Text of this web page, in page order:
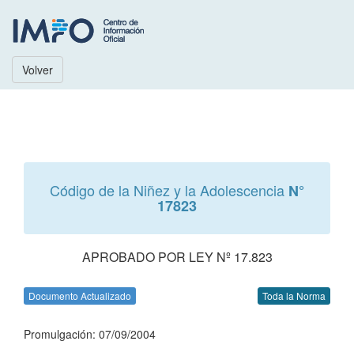
Volver
Código de la Niñez y la Adolescencia N°
17823
APROBADO POR LEY Nº 17.823
Documento Actualizado Toda la Norma
Promulgación: 07/09/2004